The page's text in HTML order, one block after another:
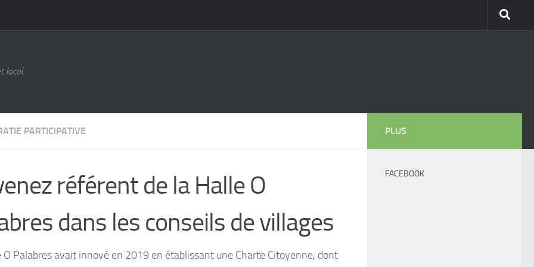
local...
PARTICIPATIVE
référent de la Halle O
dans les conseils de villages
O Palabres avait innové en 2019 en établissant une Charte Citoyenne, dont
PLUS
FACEBOOK